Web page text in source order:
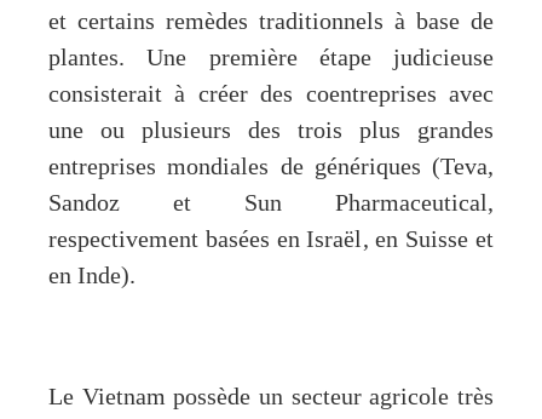
et certains remèdes traditionnels à base de
plantes. Une première étape judicieuse
consisterait à créer des coentreprises avec
une ou plusieurs des trois plus grandes
entreprises mondiales de génériques (Teva,
Sandoz et Sun Pharmaceutical,
respectivement basées en Israël, en Suisse et
en Inde).
Le Vietnam possède un secteur agricole très